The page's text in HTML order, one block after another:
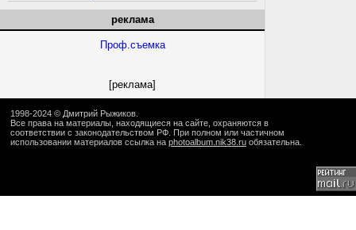
реклама
Проф.съемка
[реклама]
1998-2024 © Дмитрий Рыжиков
Все права на материалы, находящиеся на сайте, охраняются в
соответствии с законодательством РФ. При полном или частичном
использовании материалов ссылка на photoalbum.nik38.ru обязательна.